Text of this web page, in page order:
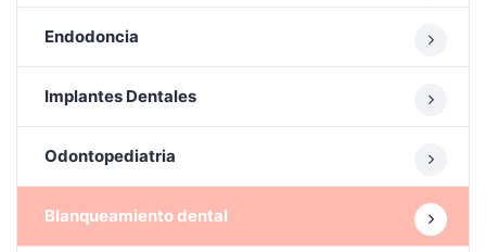
Endodoncia
Implantes Dentales
Odontopediatria
Blanqueamiento dental